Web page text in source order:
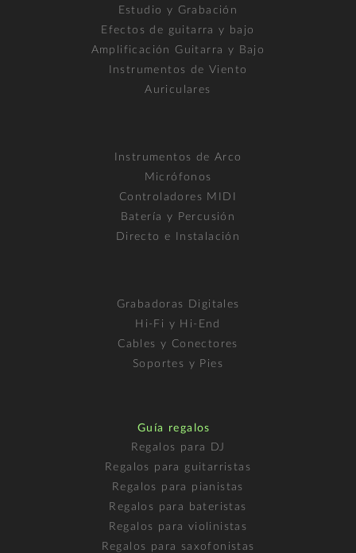
Estudio y Grabación
Efectos de guitarra y bajo
Amplificación Guitarra y Bajo
Instrumentos de Viento
Auriculares
Instrumentos de Arco
Micrófonos
Controladores MIDI
Batería y Percusión
Directo e Instalación
Grabadoras Digitales
Hi-Fi y Hi-End
Cables y Conectores
Soportes y Pies
Guía regalos
Regalos para DJ
Regalos para guitarristas
Regalos para pianistas
Regalos para bateristas
Regalos para violinistas
Regalos para saxofonistas